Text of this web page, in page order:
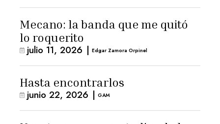
Mecano: la banda que me quitó
lo roquerito
julio 11, 2026 | Edgar Zamora Orpinel
Hasta encontrarlos
junio 22, 2026 | GAM